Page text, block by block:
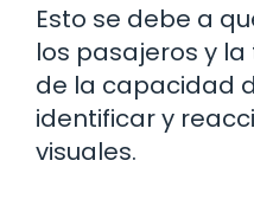
Esto se debe a
los pasajeros y
de la capacidad
identificar y
visuales.